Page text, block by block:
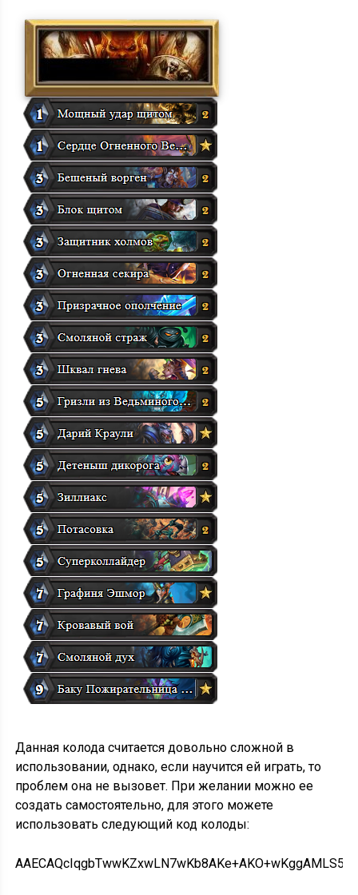
Данная колода считается довольно сложной в
использовании, однако, если научится ей играть, то
проблем она не вызовет. При желании можно ее
создать самостоятельно, для этого можете
использовать следующий код колоды: